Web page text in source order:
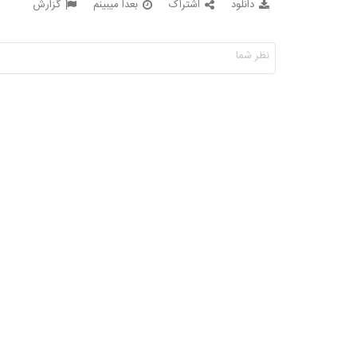
دانلود اشتراک بعدا میبینم گزارش